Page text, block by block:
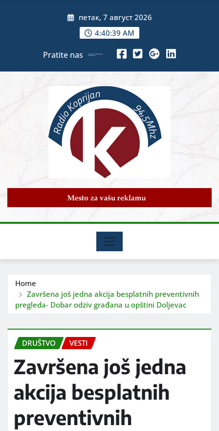
петак, 7 август 2026
4:40:40 AM
Pratite nas
Home
Završena još jedna akcija besplatnih preventivnih
pregleda- Dobar odziv građana u opštini Doljevac
DRUŠTVO VESTI
Završena još jedna
akcija besplatnih
preventivnih